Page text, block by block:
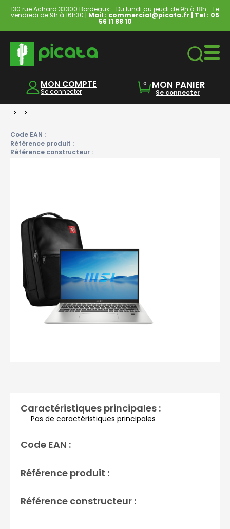
130 rue Achard 33300 Bordeaux - Du lundi au jeudi de 9h à 18h - Le
vendredi de 9h à 16h30 | Mail : commercial@picata.fr | Tel : 05
56 11 88 10
MON COMPTE
Se connecter
0 MON PANIER
Se connecter
> >
-
Code EAN :
Référence produit :
Référence constructeur :
Caractéristiques principales :
Pas de caractéristiques principales
Code EAN :
Référence produit :
Référence constructeur :